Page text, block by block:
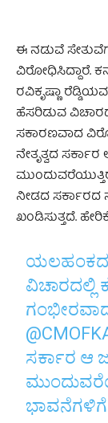
ಈ ನಡುವೆ
ವಿರೋಧಿಸಿದ್ದಾರೆ.
ರವಿಕೃಷ್ಣಾ
ಹೆಸರಿಡುವ
ಸಕಾರಣವಾದ
ನೇತೃತ್ವದ
ನೀಡದ ಸರ್ಕಾರದ
ಖಂಡಿಸುತ್ತದೆ.
ಯಲಹಂಕದ
ಸರ್ಕಾರ ಆ